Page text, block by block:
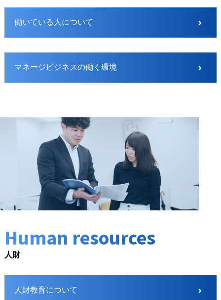
働いている人について
マネージビジネスの働く環境
Human resources
人財
人財教育について